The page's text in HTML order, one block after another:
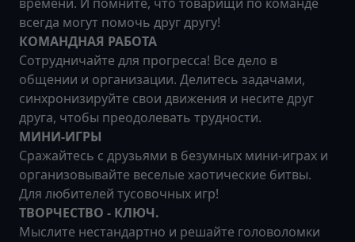
всегда могут помочь друг другу!
КОМАНДНАЯ РАБОТА
Сотрудничайте для прогресса! Все дело в
общении и организации. Делитесь задачами,
синхронизируйте свои движения и несите друг
друга, чтобы преодолевать трудности.
МИНИ-ИГРЫ
Сражайтесь с друзьями в безумных мини-играх и
организовывайте веселые хаотические битвы.
Для любителей тусовочных игр!
ТВОРЧЕСТВО - КЛЮЧ.
Мыслите нестандартно и решайте головоломки